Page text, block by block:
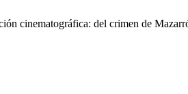
cinematográfica: del crimen de